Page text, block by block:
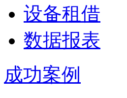
设备租借
数据报表
成功案例